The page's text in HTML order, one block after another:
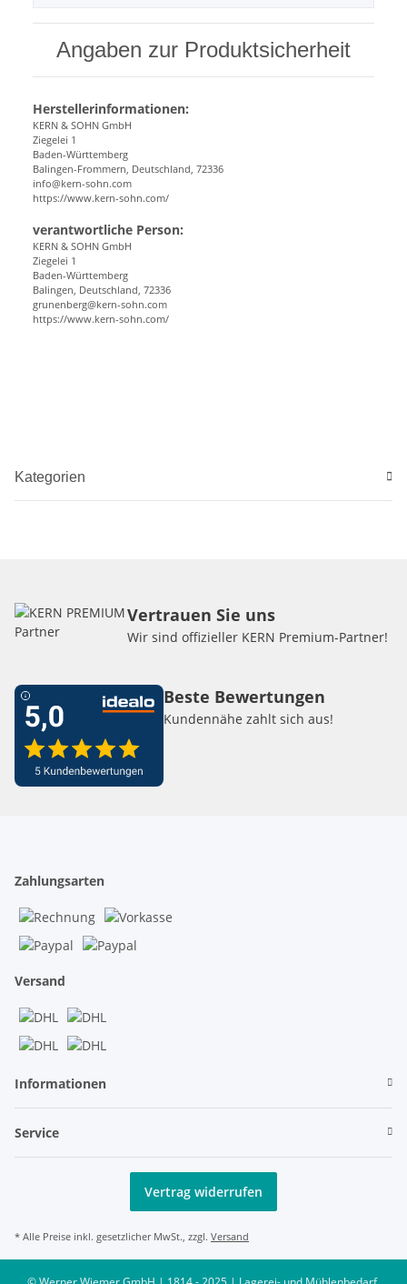
Angaben zur Produktsicherheit
Herstellerinformationen:
KERN & SOHN GmbH
Ziegelei 1
Baden-Württemberg
Balingen-Frommern, Deutschland, 72336
info@kern-sohn.com
https://www.kern-sohn.com/
verantwortliche Person:
KERN & SOHN GmbH
Ziegelei 1
Baden-Württemberg
Balingen, Deutschland, 72336
grunenberg@kern-sohn.com
https://www.kern-sohn.com/
Kategorien
Vertrauen Sie uns
Wir sind offizieller KERN Premium-Partner!
Beste Bewertungen
Kundennähe zahlt sich aus!
Zahlungsarten
Versand
Informationen
Service
Vertrag widerrufen
* Alle Preise inkl. gesetzlicher MwSt., zzgl. Versand